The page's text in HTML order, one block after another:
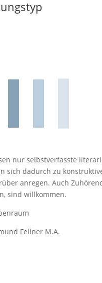
nur selbstverfasste
sich dadurch zu
anregen. Auch
sind willkommen.
Fellner M.A.